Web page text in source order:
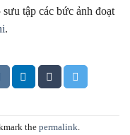
tập các bức ảnh đoạt
.
the permalink.